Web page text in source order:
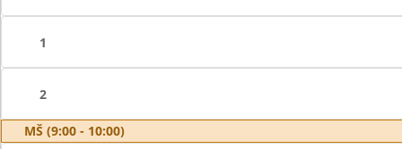
1
2
MŠ (9:00 - 10:00)